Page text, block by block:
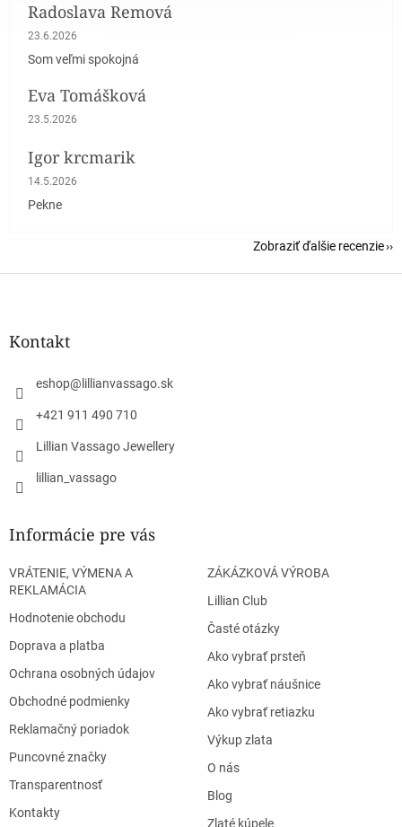
Radoslava Remová
Hodnotenie obchodu je 5 z 5 hviezdičiek.
23.6.2026
Som veľmi spokojná
Eva Tomášková
Hodnotenie obchodu je 5 z 5 hviezdičiek.
23.5.2026
Igor krcmarik
Hodnotenie obchodu je 5 z 5 hviezdičiek.
14.5.2026
Pekne
Zobraziť ďalšie recenzie
Z
Kontakt
eshop@ lillianvassago.sk
+421 911 490 710
Lillian Vassago Jewellery
lillian_vassago
Informácie pre vás
VRÁTENIE, VÝMENA A
REKLAMÁCIA
Hodnotenie obchodu
Doprava a platba
Ochrana osobných údajov
Obchodné podmienky
Reklamačný poriadok
Puncovné značky
Transparentnosť
Kontakty
ZÁKÁZKOVÁ VÝROBA
Lillian Club
Časté otázky
Ako vybrať prsteň
Ako vybrať náušnice
Ako vybrať retiazku
Výkup zlata
O nás
Blog
Zlaté kúpele